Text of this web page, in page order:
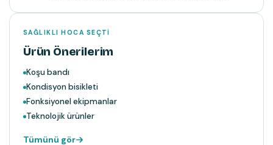
SAĞLIKLI HOCA SEÇTI
Ürün Önerilerim
Koşu bandı
Kondisyon bisikleti
Fonksiyonel ekipmanlar
Teknolojik ürünler
Tümünü gör